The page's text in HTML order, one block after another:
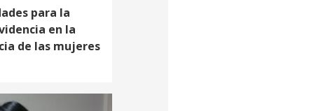
para la
en la
de las mujeres